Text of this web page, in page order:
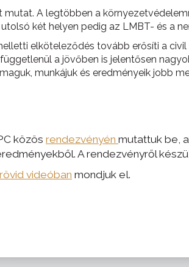
A legtöbben a
két helyen pedig az LMBT- és a
elköteleződés tovább erősíti a
a jövőben is jelentősen
munkájuk és eredményeik jobb
közös rendezvényén mutattuk be,
A rendezvényről
videóban mondjuk el.